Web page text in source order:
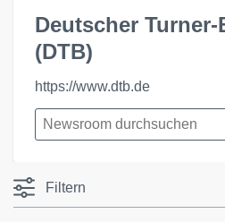
Deutscher Turner-
(DTB)
https://www.dtb.de
Filtern